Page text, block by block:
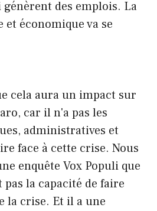
des emplois. La
économique va se
cela aura un impact sur
car il n'a pas les
administratives et
face à cette crise. Nous
enquête Vox Populi que
la capacité de faire
la crise. Et il a une